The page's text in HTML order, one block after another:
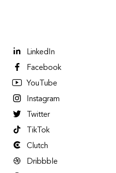
LinkedIn
Facebook
YouTube
Instagram
Twitter
TikTok
Clutch
Dribbble